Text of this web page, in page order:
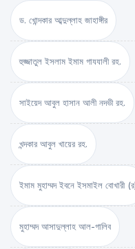
ড. খোন্দকার আব্দুল্লাহ জাহাঙ্গীর
হুজ্জাতুল ইসলাম ইমাম গাযযালী রহ.
সাইয়েদ আবুল হাসান আলী নদভী রহ.
খন্দকার আবুল খায়ের রহ.
ইমাম মুহাম্মদ ইবনে ইসমাইল বোখারী
মুহাম্মদ আসাদুল্লাহ আল-গালিব